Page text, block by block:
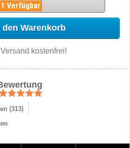
Verfügbar
den Warenkorb
Versand kostenfrei!
(313)